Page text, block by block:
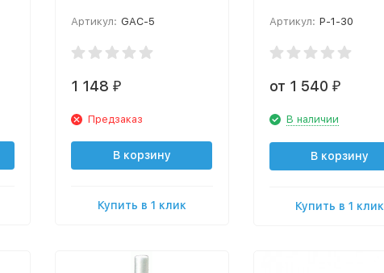
Артикул: GAC-5
1 148 ₽
Предзаказ
В корзину
Купить в 1 клик
Механич. очистки
(вспененный
полипропилен)
Артикул: P-1-30
от 1 540 ₽
В наличии
В корзину
Купить в 1 клик